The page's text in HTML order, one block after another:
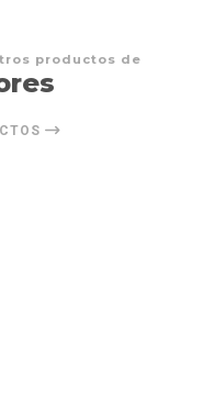
productos de